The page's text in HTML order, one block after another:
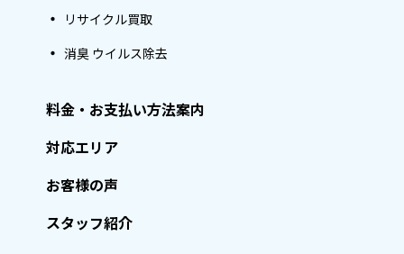
リサイクル買取
消臭 ウイルス除去
料金・お支払い方法案内
対応エリア
お客様の声
スタッフ紹介